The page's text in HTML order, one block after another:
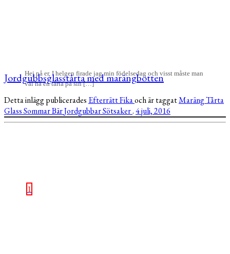
Hej på er, I helgen firade jag min födelsedag och visst måste man
väl ha en tårta på sin […]
Jordgubbsglasstårta med marängbotten
Detta inlägg publicerades EfterrättFikaoch är taggatMarängTårta
GlassSommarBärJordgubbarSötsaker.4 juli, 2016
1